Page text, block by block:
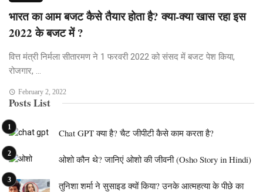
भारत का आम बजट कैसे तैयार होता है? क्या-क्या खास रहा इस
2022 के बजट में ?
वित्त मंत्री निर्मला सीतारमण ने 1 फरवरी 2022 को संसद में बजट पेश किया,
रोजगार, ...
February 2, 2022
Posts List
Chat GPT क्या है? चैट जीपीटी कैसे काम करता है?
ओशो कौन थे? जानिएं ओशो की जीवनी (Osho Story in Hindi)
तुनिशा शर्मा ने सुसाइड क्यों किया? उनके आत्महत्या के पीछे का